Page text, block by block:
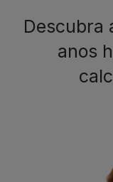
Descubra
anos